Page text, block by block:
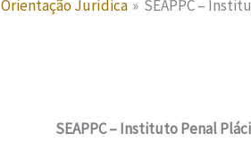
Orientação Jurídica SEAPPC –
SEAPPC – Instituto Penal